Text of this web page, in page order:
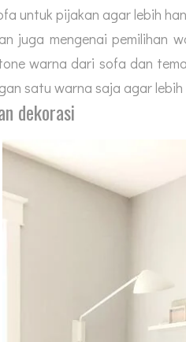
untuk pijakan agar lebih
juga mengenai pemilihan
warna dari sofa dan
satu warna saja agar
dekorasi